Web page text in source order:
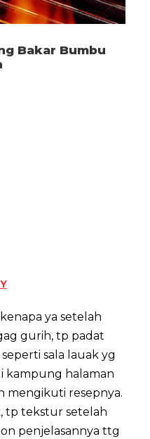
Bakar Bumbu
ya setelah
gurih, tp padat
sala lauak yg
kampung halaman
mengikuti resepnya.
tp tekstur setelah
penjelasannya ttg